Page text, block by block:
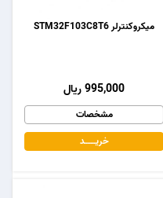
میکروکنترلر STM32F103C8T6
995,000 ریال
مشخصات
خریـــــــد